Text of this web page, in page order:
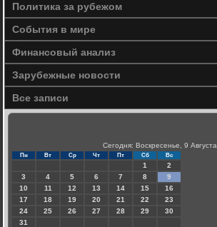
Политика за рубежом
События в мире
Финансовый анализ
Зарубежные новости
Все записи
Сегодня: Воскресенье, 9 Августа
Пн Вт Ср Чт Пт Сб Вс
1
2
3
4 5 6 7 8
9
10
11 12 13 14 15
16
17
18 19 20 21 22
23
24
25 26 27 28 29
30
31